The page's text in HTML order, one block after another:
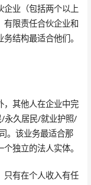
企业（包括两个以上
有限责任合伙企业和
结构最适合他们。
，其他人在企业中完
永久居民/就业护照/
。该业务最适合那
独立的法人实体。
只有在个人收入有任